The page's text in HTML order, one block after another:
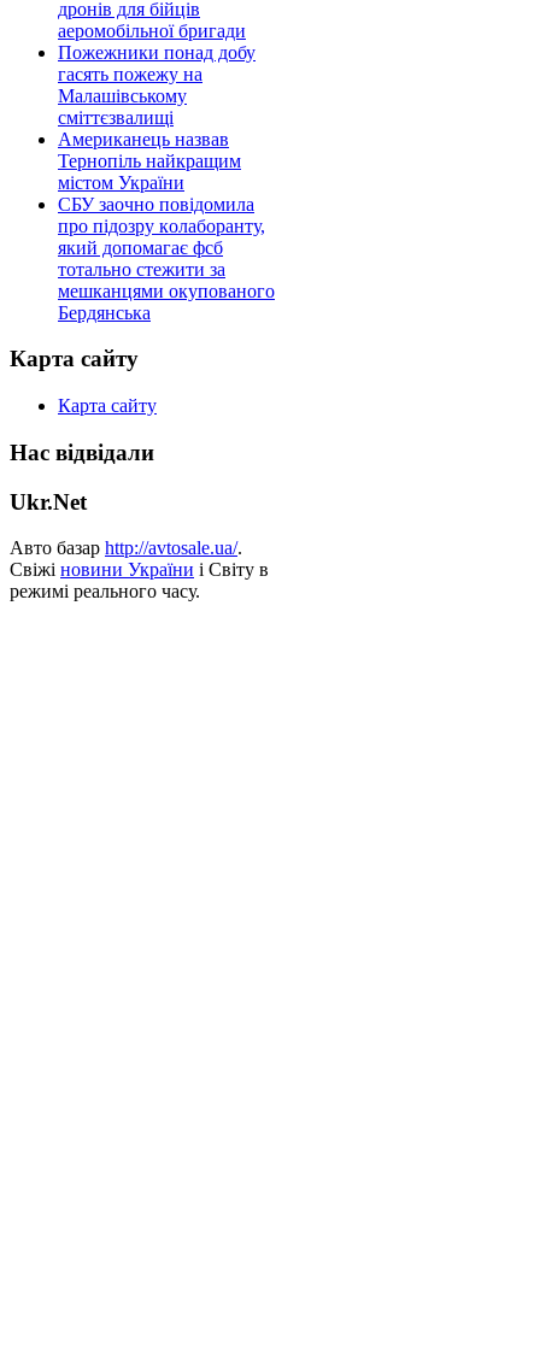
дронів для бійців
аеромобільної бригади
Пожежники понад добу
гасять пожежу на
Малашівському
сміттєзвалищі
Американець назвав
Тернопіль найкращим
містом України
СБУ заочно повідомила
про підозру колаборанту,
який допомагає фсб
тотально стежити за
мешканцями окупованого
Бердянська
Карта сайту
Карта сайту
Нас відвідали
Ukr.Net
Авто базар http://avtosale.ua/.
Свіжі новини України і Світу в
режимі реального часу.